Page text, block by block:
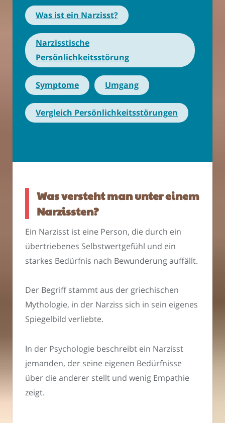
Was ist ein Narzisst?
Narzisstische
Persönlichkeitsstörung
Symptome Umgang
Vergleich Persönlichkeitsstörungen
Was versteht man unter einem
Narzissten?
Ein Narzisst ist eine Person, die durch ein
übertriebenes Selbstwertgefühl und ein
starkes Bedürfnis nach Bewunderung auffällt.
Der Begriff stammt aus der griechischen
Mythologie, in der Narziss sich in sein eigenes
Spiegelbild verliebte.
In der Psychologie beschreibt ein Narzisst
jemanden, der seine eigenen Bedürfnisse
über die anderer stellt und wenig Empathie
zeigt.